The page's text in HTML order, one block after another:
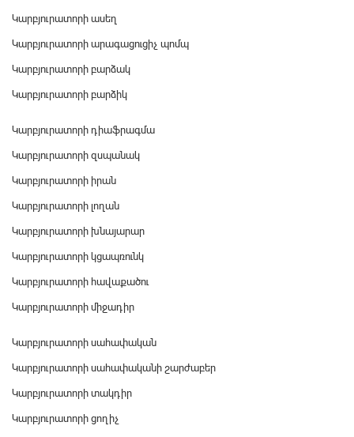
Կարբյուրատորի ասեղ
Կարբյուրատորի արագացուցիչ պոմպ
Կարբյուրատորի բարձակ
Կարբյուրատորի բարձիկ
Կարբյուրատորի դիաֆրագմա
Կարբյուրատորի զսպանակ
Կարբյուրատորի իրան
Կարբյուրատորի լողան
Կարբյուրատորի խնայարար
Կարբյուրատորի կցապռունկ
Կարբյուրատորի հավաքածու
Կարբյուրատորի միջադիր
Կարբյուրատորի սահափական
Կարբյուրատորի սահափականի շարժաբեր
Կարբյուրատորի տակդիր
Կարբյուրատորի ցողիչ